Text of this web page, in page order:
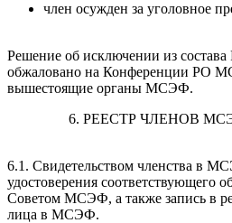
член осужден за уголовное
Решение об исключении из
обжаловано на Конференции РО
вышестоящие органы МСЭФ.
6. РЕЕСТР ЧЛЕНОВ
6.1. Свидетельством членства в
удостоверения соответствующего
Советом МСЭФ, а также запись в
лица в МСЭФ.